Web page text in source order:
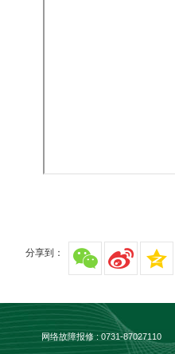
分享到：
网络故障报修 : 0731-87027110